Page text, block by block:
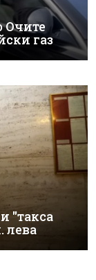
Очите
газ
"такса
лева